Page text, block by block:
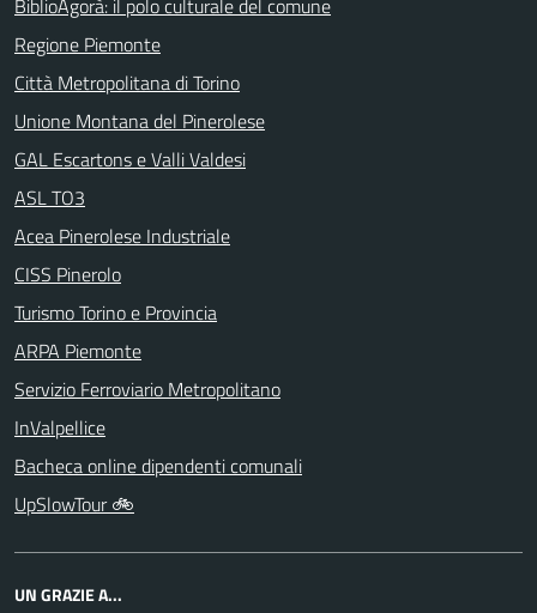
BiblioAgorà: il polo culturale del comune
Regione Piemonte
Città Metropolitana di Torino
Unione Montana del Pinerolese
GAL Escartons e Valli Valdesi
ASL TO3
Acea Pinerolese Industriale
CISS Pinerolo
Turismo Torino e Provincia
ARPA Piemonte
Servizio Ferroviario Metropolitano
InValpellice
Bacheca online dipendenti comunali
UpSlowTour 🚲
UN GRAZIE A...